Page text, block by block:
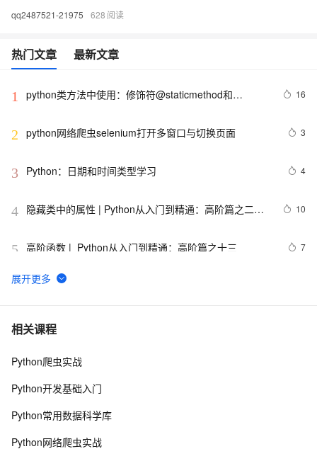
qq2487521-21975 628
热门文章 最新文章
1
python类方法中使用：修饰符@staticmethod和
使用
16
2 python网络爬虫selenium打开多窗口与切换页面 3
3 Python：日期和时间类型学习 4
4 隐藏类中的属性 | Python从入门到精通：高阶篇之二十
10
5 高阶函数 |  Python从入门到精通：高阶篇之十三 7
6 【笔记】Python简明教程
7 用 Python 实现你的量化交易策略
8 python_list
10python中时间日期格式化符号
相关课程
Python爬虫实战
Python开发基础入门
Python常用数据科学库
Python网络爬虫实战